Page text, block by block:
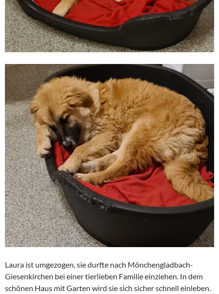
Laura ist umgezogen, sie durfte nach Mönchengladbach-
Giesenkirchen bei einer tierlieben Familie einziehen. In dem
schönen Haus mit Garten wird sie sich sicher schnell einleben.